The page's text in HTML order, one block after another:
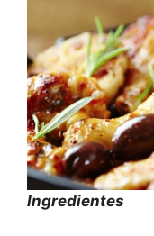
Ingredientes